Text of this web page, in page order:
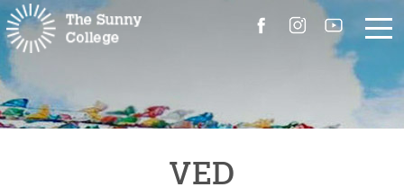
關於我們
VED